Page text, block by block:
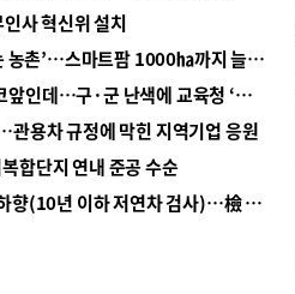
사 혁신위 설치
■ 경남 농정 비전 ‘잘 사는 농촌’…스마트팜 1000㏊까지 늘린다
■ 교육혁신선도지 공모 코앞인데…구·군 난색에 교육청 ‘쩔쩔’
용차 규정에 막힌 지역기업 응원
합단지 연내 준공 수순
■ 검사 신분 버리고 직급하향(10년 이하 저연차 검사)…檢 중수청행 기피